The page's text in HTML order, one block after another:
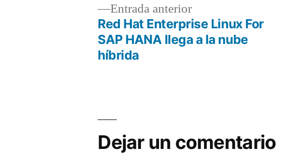
Navegación
Entrada anteriorEntrada
anterior:
Red Hat Enterprise Linux For
SAP HANA llega a la nube
híbrida
Dejar un comentario